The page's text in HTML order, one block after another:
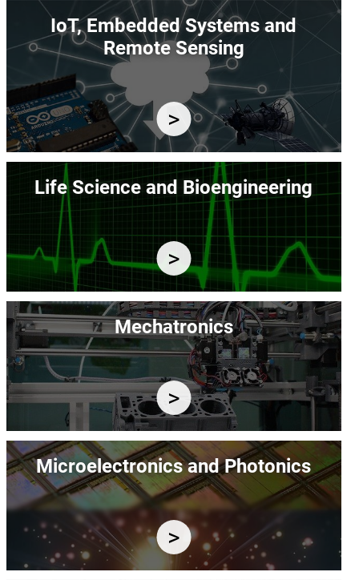
Immagine
IoT, Embedded Systems and
Remote Sensing
Immagine
Life Science and Bioengineering
Immagine
Mechatronics
Immagine
Microelectronics and Photonics